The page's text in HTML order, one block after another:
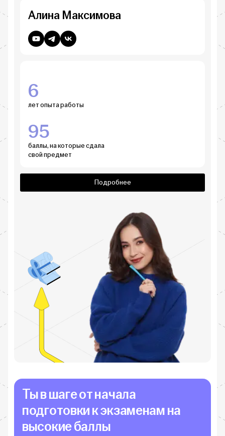
Алина Максимова
6
лет опыта работы
95
баллы, на которые сдала
свой предмет
Подробнее
Ты в шаге от начала
подготовки к экзаменам на
высокие баллы